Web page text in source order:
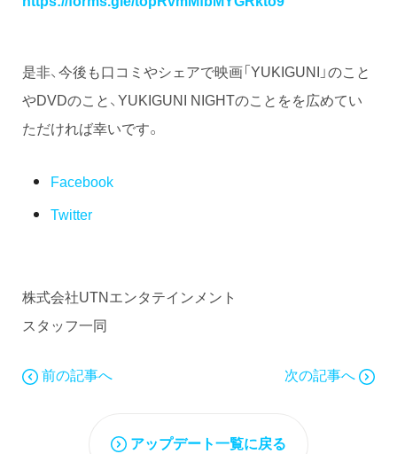
是非、今後も口コミやシェアで映画「YUKIGUNI」のこと
やDVDのこと、YUKIGUNI NIGHTのことをを広めてい
ただければ幸いです。
Facebook
Twitter
株式会社UTNエンタテインメント
スタッフ一同
前の記事へ 次の記事へ
アップデート一覧に戻る